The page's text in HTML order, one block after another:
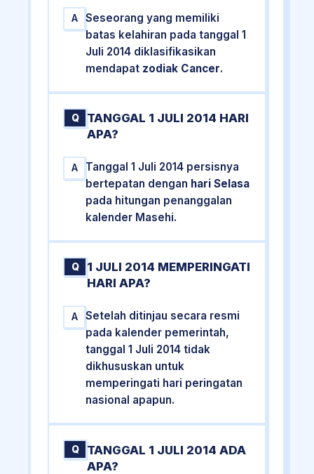
A
Seseorang yang memiliki
batas kelahiran pada tanggal 1
Juli 2014 diklasifikasikan
mendapat zodiak Cancer.
Q
TANGGAL 1 JULI 2014 HARI
APA?
A
Tanggal 1 Juli 2014 persisnya
bertepatan dengan hari Selasa
pada hitungan penanggalan
kalender Masehi.
Q
1 JULI 2014 MEMPERINGATI
HARI APA?
A
Setelah ditinjau secara resmi
pada kalender pemerintah,
tanggal 1 Juli 2014 tidak
dikhususkan untuk
memperingati hari peringatan
nasional apapun.
Q
TANGGAL 1 JULI 2014 ADA
APA?